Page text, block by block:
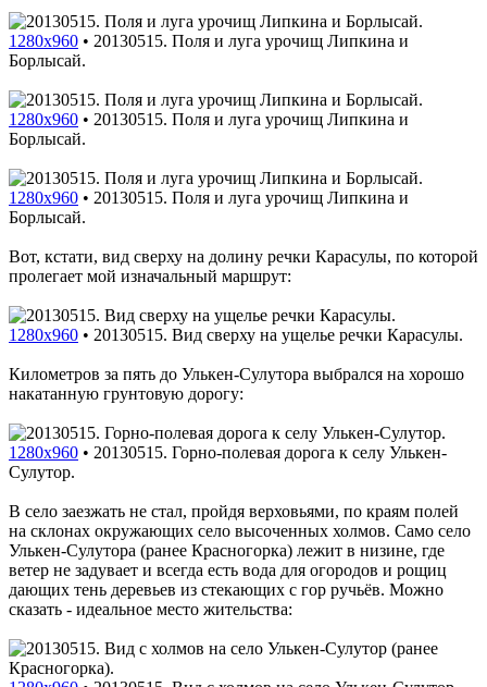
1280x960 • 20130515. Поля и луга урочищ Липкина и
Борлысай.
1280x960 • 20130515. Поля и луга урочищ Липкина и
Борлысай.
1280x960 • 20130515. Поля и луга урочищ Липкина и
Борлысай.
Вот, кстати, вид сверху на долину речки Карасулы, по которой
пролегает мой изначальный маршрут:
1280x960 • 20130515. Вид сверху на ущелье речки Карасулы.
Километров за пять до Улькен-Сулутора выбрался на хорошо
накатанную грунтовую дорогу:
1280x960 • 20130515. Горно-полевая дорога к селу Улькен-
Сулутор.
В село заезжать не стал, пройдя верховьями, по краям полей
на склонах окружающих село высоченных холмов. Само село
Улькен-Сулутора (ранее Красногорка) лежит в низине, где
ветер не задувает и всегда есть вода для огородов и рощиц
дающих тень деревьев из стекающих с гор ручьёв. Можно
сказать - идеальное место жительства: